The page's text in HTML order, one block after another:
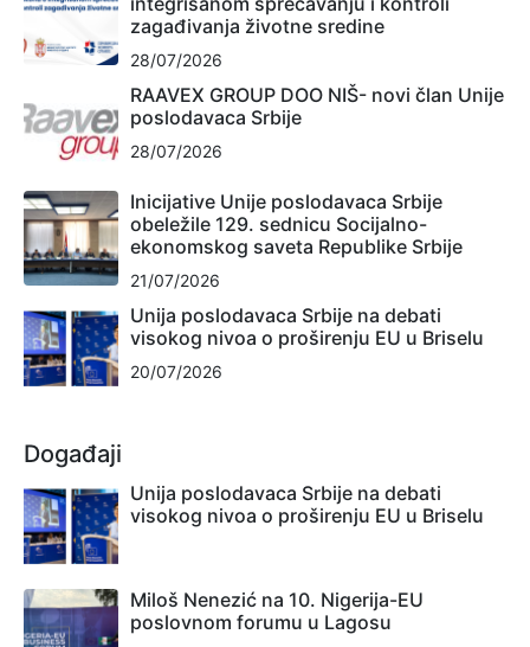
zagađivanja životne sredine
28/07/2026
RAAVEX GROUP DOO NIŠ- novi član Unije
poslodavaca Srbije
28/07/2026
Inicijative Unije poslodavaca Srbije
obeležile 129. sednicu Socijalno-
ekonomskog saveta Republike Srbije
21/07/2026
Unija poslodavaca Srbije na debati
visokog nivoa o proširenju EU u Briselu
20/07/2026
Događaji
Unija poslodavaca Srbije na debati
visokog nivoa o proširenju EU u Briselu
Miloš Nenezić na 10. Nigerija-EU
poslovnom forumu u Lagosu